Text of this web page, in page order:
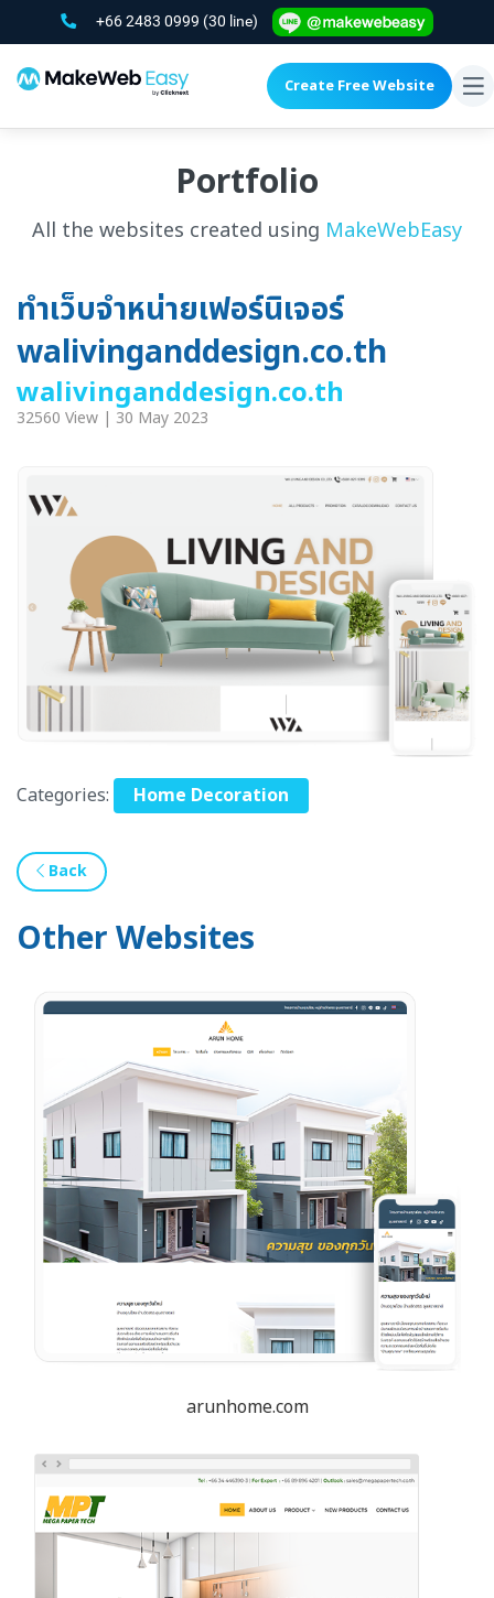
+66 2483 0999 (30 line)
Create Free Website
Portfolio
All the websites created using MakeWebEasy
ทำเว็บจำหน่ายเฟอร์นิเจอร์
walivinganddesign.co.th
walivinganddesign.co.th
32560 View | 30 May 2023
Categories: Home Decoration
Back
Other Websites
arunhome.com